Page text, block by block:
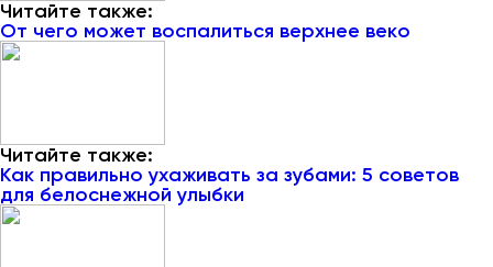
Читайте также:
От чего может воспалиться верхнее веко
Читайте также:
Как правильно ухаживать за зубами: 5 советов
для белоснежной улыбки